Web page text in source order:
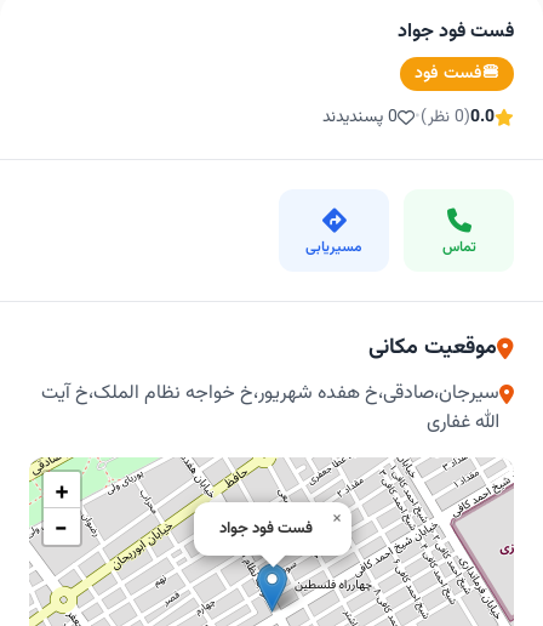
فست فود جواد
🍔فست فود
0.0(0 نظر) • 0 پسندیدند
تماس مسیریابی
موقعیت مکانی
سیرجان،صادقی،خ هفده شهریور،خ خواجه نظام الملک،خ آیت
الله غفاری
فست فود جواد ×
+
−